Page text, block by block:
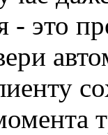
- это